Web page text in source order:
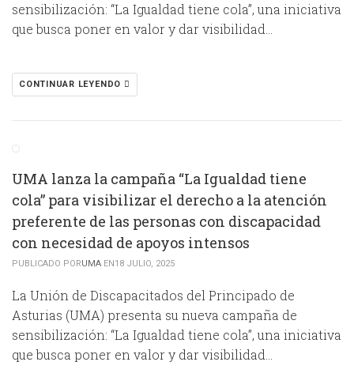
sensibilización: “La Igualdad tiene cola”, una iniciativa
que busca poner en valor y dar visibilidad…
CONTINUAR LEYENDO
UMA lanza la campaña “La Igualdad tiene
cola” para visibilizar el derecho a la atención
preferente de las personas con discapacidad
con necesidad de apoyos intensos
PUBLICADO PORUMA EN18 JULIO, 2025
La Unión de Discapacitados del Principado de
Asturias (UMA) presenta su nueva campaña de
sensibilización: “La Igualdad tiene cola”, una iniciativa
que busca poner en valor y dar visibilidad…